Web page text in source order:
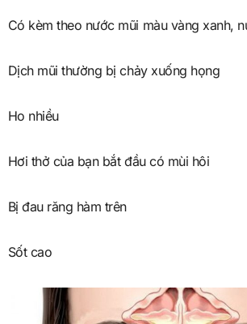
Có kèm theo nước mũi màu vàng xanh,
Dịch mũi thường bị chảy xuống họng
Ho nhiều
Hơi thở của bạn bắt đầu có mùi hôi
Bị đau răng hàm trên
Sốt cao